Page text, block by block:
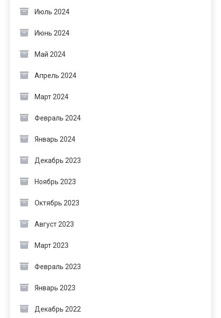
Июль 2024
Июнь 2024
Май 2024
Апрель 2024
Март 2024
Февраль 2024
Январь 2024
Декабрь 2023
Ноябрь 2023
Октябрь 2023
Август 2023
Март 2023
Февраль 2023
Январь 2023
Декабрь 2022